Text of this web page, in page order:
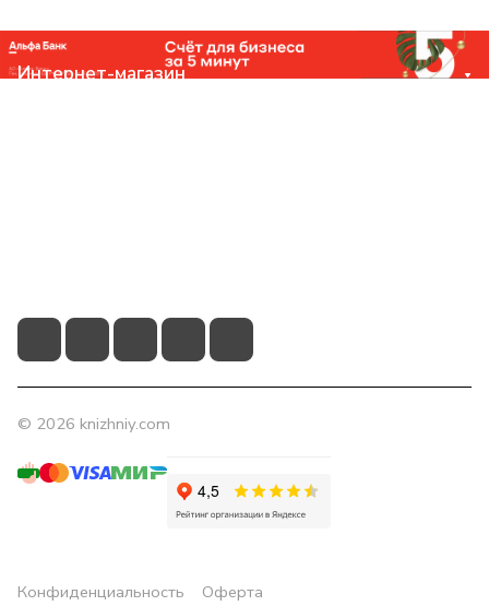
Интернет-магазин
© 2026 knizhniy.com
Конфиденциальность Оферта